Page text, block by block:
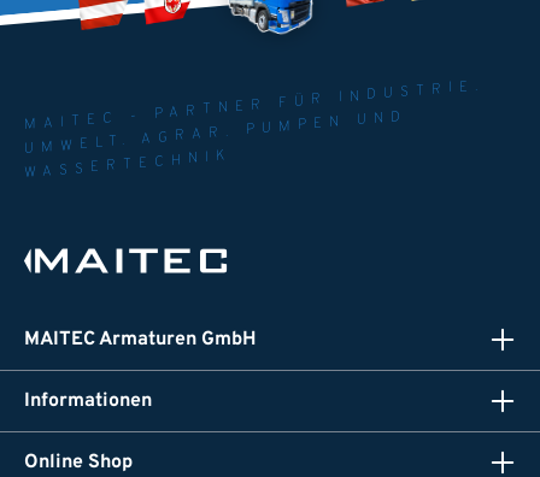
MAITEC - PARTNER FÜR INDUSTRIE.
UMWELT. AGRAR. PUMPEN UND
WASSERTECHNIK
MAITEC Armaturen GmbH
Informationen
Online Shop